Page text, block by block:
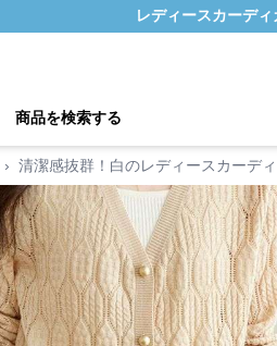
レディースカーデ
商品を検索する
› 清潔感抜群！白のレディースカーデ